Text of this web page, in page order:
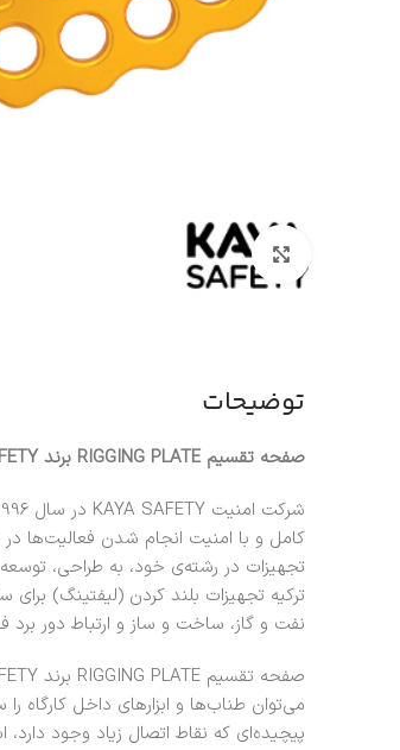
بزرگنمایی تصویر
توضیحات
صفحه تقسیم RIGGING PLATE برند KAYA SAFETY مدل MAP-8
کامل و با امنیت انجام شدن فعالیت‌ها
تجهیزات در رشته‌ی خود، به طراحی،
ترکیه تجهیزات بلند کردن (لیفتینگ)
نفت و گاز، ساخت و ساز و ارتباط دور برد
می‌توان طناب‌ها و ابزارهای داخل کارگاه
پیچیده‌ای که نقاط اتصال زیاد وجود